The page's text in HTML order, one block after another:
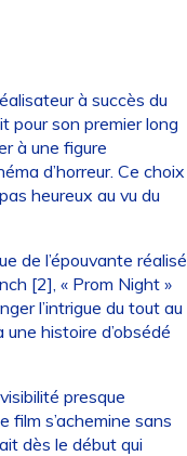
à succès du
pour son premier long
à une figure
d’horreur. Ce choix
heureux au vu du
de l’épouvante réalisé
[2], « Prom Night »
l’intrigue du tout au
histoire d’obsédé
presque
film s’achemine sans
dès le début qui